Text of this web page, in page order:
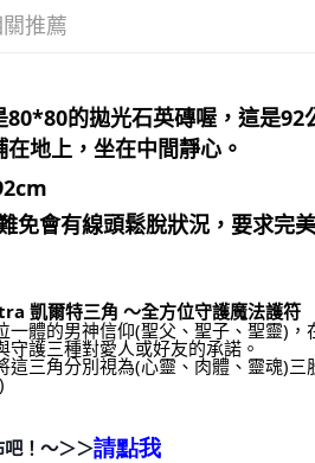
關推薦
80*80的拋光石英磚喔，這是
在地上，坐在中間靜心。
免會有線頭鬆脫狀況， 要求完
凱爾特三角 ～全方位守護魔法護符
一體的男神信仰(聖父、聖子、聖靈)
守護三種對愛人或好友的承諾。
這三角分別視為(心靈、肉體、靈魂)三
！～＞＞請點我